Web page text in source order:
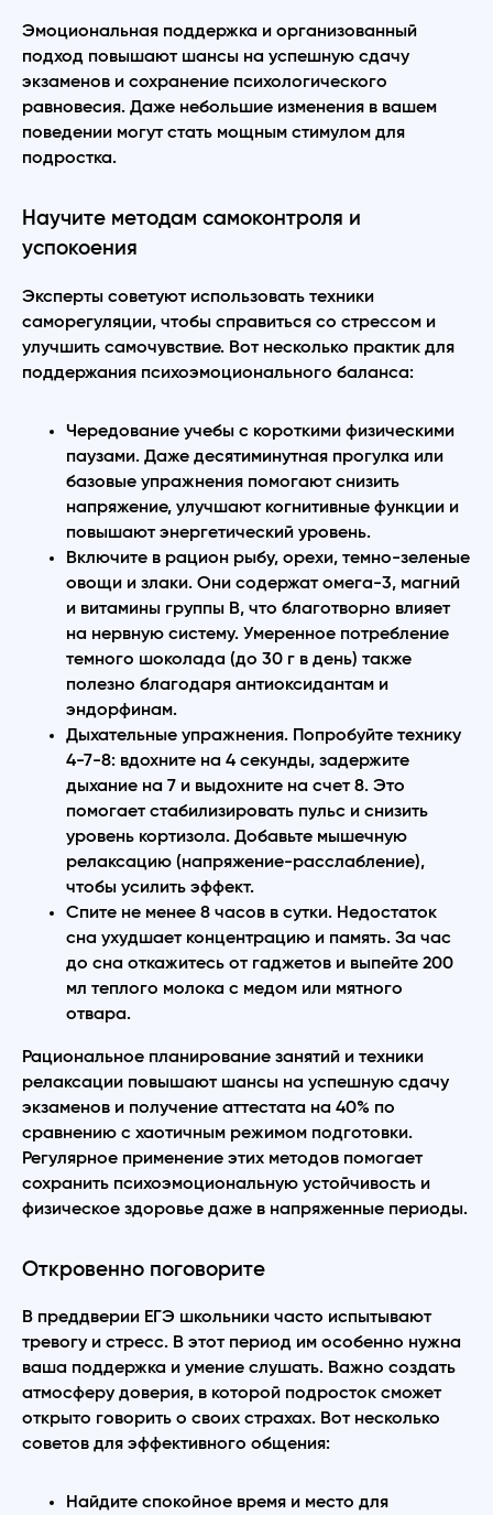
Эмоциональная поддержка и организованный
подход повышают шансы на успешную сдачу
экзаменов и сохранение психологического
равновесия. Даже небольшие изменения в вашем
поведении могут стать мощным стимулом для
подростка.
Научите методам самоконтроля и
успокоения
Эксперты советуют использовать техники
саморегуляции, чтобы справиться со стрессом и
улучшить самочувствие. Вот несколько практик для
поддержания психоэмоционального баланса:
Чередование учебы с короткими физическими
паузами. Даже десятиминутная прогулка или
базовые упражнения помогают снизить
напряжение, улучшают когнитивные функции и
повышают энергетический уровень.
Включите в рацион рыбу, орехи, темно-зеленые
овощи и злаки. Они содержат омега-3, магний
и витамины группы B, что благотворно влияет
на нервную систему. Умеренное потребление
темного шоколада (до 30 г в день) также
полезно благодаря антиоксидантам и
эндорфинам.
Дыхательные упражнения. Попробуйте технику
4-7-8: вдохните на 4 секунды, задержите
дыхание на 7 и выдохните на счет 8. Это
помогает стабилизировать пульс и снизить
уровень кортизола. Добавьте мышечную
релаксацию (напряжение-расслабление),
чтобы усилить эффект.
Спите не менее 8 часов в сутки. Недостаток
сна ухудшает концентрацию и память. За час
до сна откажитесь от гаджетов и выпейте 200
мл теплого молока с медом или мятного
отвара.
Рациональное планирование занятий и техники
релаксации повышают шансы на успешную сдачу
экзаменов и получение аттестата на 40% по
сравнению с хаотичным режимом подготовки.
Регулярное применение этих методов помогает
сохранить психоэмоциональную устойчивость и
физическое здоровье даже в напряженные периоды.
Откровенно поговорите
В преддверии ЕГЭ школьники часто испытывают
тревогу и стресс. В этот период им особенно нужна
ваша поддержка и умение слушать. Важно создать
атмосферу доверия, в которой подросток сможет
открыто говорить о своих страхах. Вот несколько
советов для эффективного общения:
Найдите спокойное время и место для